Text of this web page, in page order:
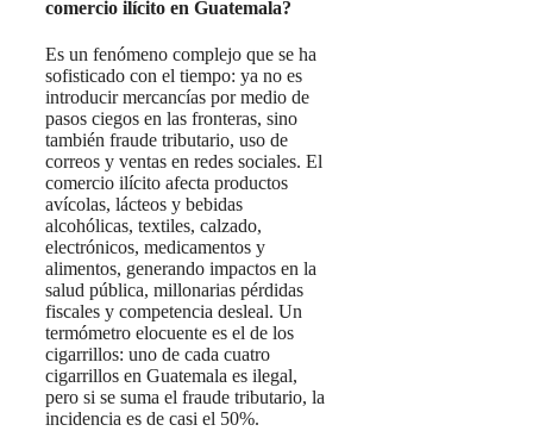
comercio ilícito en Guatemala?
Es un fenómeno complejo que se ha
sofisticado con el tiempo: ya no es
introducir mercancías por medio de
pasos ciegos en las fronteras, sino
también fraude tributario, uso de
correos y ventas en redes sociales. El
comercio ilícito afecta productos
avícolas, lácteos y bebidas
alcohólicas, textiles, calzado,
electrónicos, medicamentos y
alimentos, generando impactos en la
salud pública, millonarias pérdidas
fiscales y competencia desleal. Un
termómetro elocuente es el de los
cigarrillos: uno de cada cuatro
cigarrillos en Guatemala es ilegal,
pero si se suma el fraude tributario, la
incidencia es de casi el 50%.